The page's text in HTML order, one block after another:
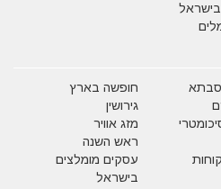
בישראל
סבתא
חופשה בארץ
גירושין
מזג אוויר
ראש השנה
עסקים מומלצים
בישראל